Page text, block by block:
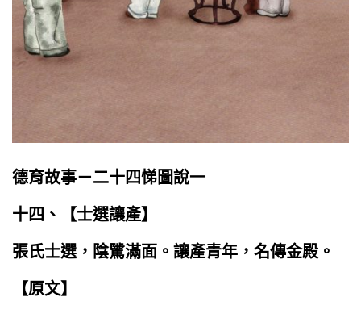
德育故事－二十四悌圖說一
十四、【士選讓產】
張氏士選，陰騭滿面。讓產青年，名傳金殿。
【原文】